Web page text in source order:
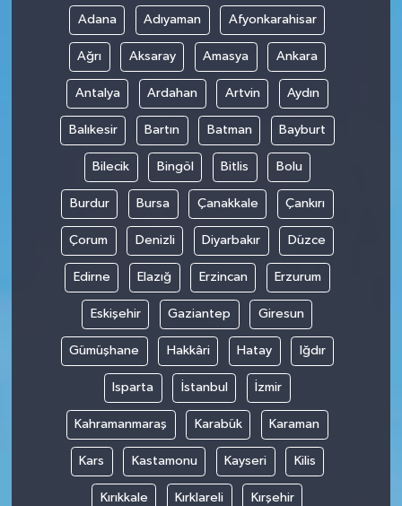
Adana Adıyaman Afyonkarahisar
Ağrı Aksaray Amasya Ankara
Antalya Ardahan Artvin Aydın
Balıkesir Bartın Batman Bayburt
Bilecik Bingöl Bitlis Bolu
Burdur Bursa Çanakkale Çankırı
Çorum Denizli Diyarbakır Düzce
Edirne Elazığ Erzincan Erzurum
Eskişehir Gaziantep Giresun
Gümüşhane Hakkâri Hatay Iğdır
Isparta İstanbul İzmir
Kahramanmaraş Karabük Karaman
Kars Kastamonu Kayseri Kilis
Kırıkkale Kırklareli Kırşehir